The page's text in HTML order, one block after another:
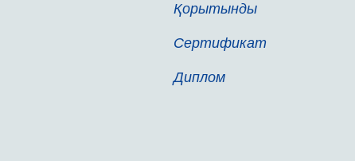
Қорытынды
Сертификат
Диплом